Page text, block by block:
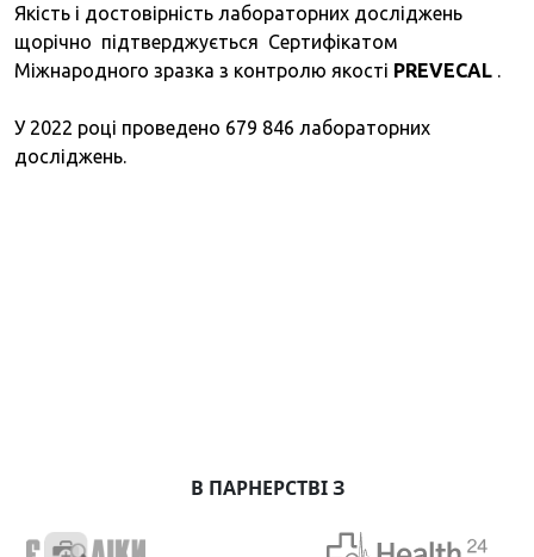
Якість і достовірність лабораторних досліджень
щорічно підтверджується Сертифікатом
Міжнародного зразка з контролю якості PREVECAL .
У 2022 році проведено 679 846 лабораторних
досліджень.
В ПАРНЕРСТВІ З